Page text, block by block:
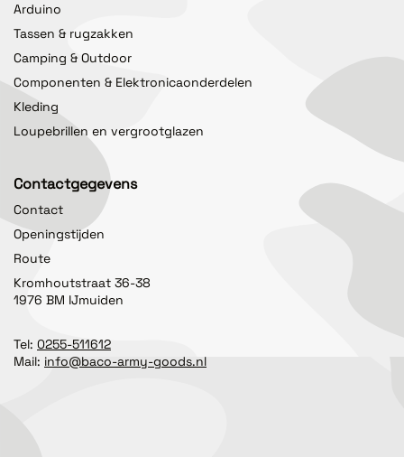
Arduino
Tassen & rugzakken
Camping & Outdoor
Componenten & Elektronicaonderdelen
Kleding
Loupebrillen en vergrootglazen
Contactgegevens
Contact
Openingstijden
Route
Kromhoutstraat 36-38
1976 BM IJmuiden
Tel: 0255-511612
Mail: info@baco-army-goods.nl